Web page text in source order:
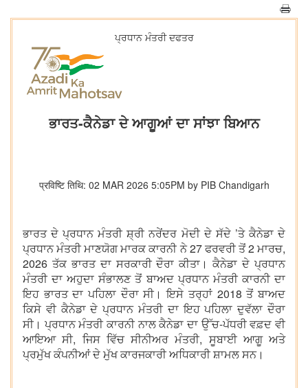
ਪ੍ਰਧਾਨ ਮੰਤਰੀ ਦਫਤਰ
ਭਾਰਤ-ਕੈਨੇਡਾ ਦੇ ਆਗੂਆਂ ਦਾ ਸਾਂਝਾ ਬਿਆਨ
प्रविष्टि तिथि: 02 MAR 2026 5:05PM by PIB Chandigarh
ਭਾਰਤ ਦੇ ਪ੍ਰਧਾਨ ਮੰਤਰੀ ਸ਼੍ਰੀ ਨਰੇਂਦਰ ਮੋਦੀ ਦੇ ਸੱਦੇ ’ਤੇ ਕੈਨੇਡਾ ਦੇ
ਪ੍ਰਧਾਨ ਮੰਤਰੀ ਮਾਣਯੋਗ ਮਾਰਕ ਕਾਰਨੀ ਨੇ 27 ਫਰਵਰੀ ਤੋਂ 2 ਮਾਰਚ,
2026 ਤੱਕ ਭਾਰਤ ਦਾ ਸਰਕਾਰੀ ਦੌਰਾ ਕੀਤਾ। ਕੈਨੇਡਾ ਦੇ ਪ੍ਰਧਾਨ
ਮੰਤਰੀ ਦਾ ਅਹੁਦਾ ਸੰਭਾਲਣ ਤੋਂ ਬਾਅਦ ਪ੍ਰਧਾਨ ਮੰਤਰੀ ਕਾਰਨੀ ਦਾ
ਇਹ ਭਾਰਤ ਦਾ ਪਹਿਲਾ ਦੌਰਾ ਸੀ। ਇਸੇ ਤਰ੍ਹਾਂ 2018 ਤੋਂ ਬਾਅਦ
ਕਿਸੇ ਵੀ ਕੈਨੇਡਾ ਦੇ ਪ੍ਰਧਾਨ ਮੰਤਰੀ ਦਾ ਇਹ ਪਹਿਲਾ ਦੁਵੱਲਾ ਦੌਰਾ
ਸੀ। ਪ੍ਰਧਾਨ ਮੰਤਰੀ ਕਾਰਨੀ ਨਾਲ ਕੈਨੇਡਾ ਦਾ ਉੱਚ-ਪੱਧਰੀ ਵਫ਼ਦ ਵੀ
ਆਇਆ ਸੀ, ਜਿਸ ਵਿੱਚ ਸੀਨੀਅਰ ਮੰਤਰੀ, ਸੂਬਾਈ ਆਗੂ ਅਤੇ
ਪ੍ਰਮੁੱਖ ਕੰਪਨੀਆਂ ਦੇ ਮੁੱਖ ਕਾਰਜਕਾਰੀ ਅਧਿਕਾਰੀ ਸ਼ਾਮਲ ਸਨ।